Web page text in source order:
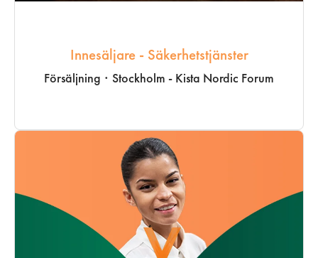
Innesäljare - Säkerhetstjänster
Försäljning · Stockholm - Kista Nordic Forum